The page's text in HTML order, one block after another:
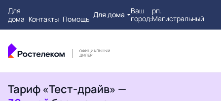
Для
дома Контакты Помощь Для дома
Ваш
город:
рп.
Магистральный
Тариф «Тест-драйв» —